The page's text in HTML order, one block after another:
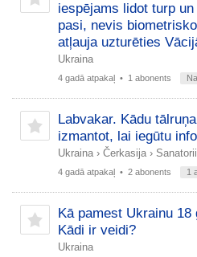
iespējams lidot turp
pasi, nevis
atļauja uzturēties
Ukraina
4 gadā atpakaļ • 1 abonents
Labvakar. Kādu
izmantot, lai iegūtu
Ukraina › Čerkasija ›
4 gadā atpakaļ • 2 abonents 1
Kā pamest Ukrainu
Kādi ir veidi?
Ukraina